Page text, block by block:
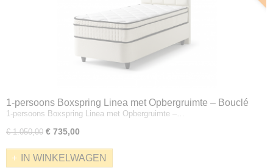
1-persoons Boxspring Linea met Opbergruimte – Bouclé
Crème – Incl. Matras
1-persoons Boxspring Linea met Opbergruimte –…
€ 1.050,00 € 735,00
IN WINKELWAGEN